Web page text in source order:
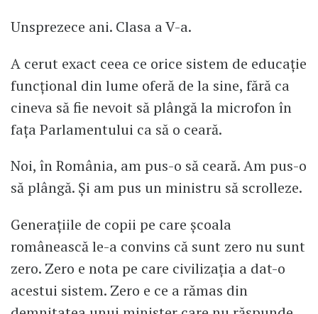
Unsprezece ani. Clasa a V-a.
A cerut exact ceea ce orice sistem de educație
funcțional din lume oferă de la sine, fără ca
cineva să fie nevoit să plângă la microfon în
fața Parlamentului ca să o ceară.
Noi, în România, am pus-o să ceară. Am pus-o
să plângă. Și am pus un ministru să scrolleze.
Generațiile de copii pe care școala
românească le-a convins că sunt zero nu sunt
zero. Zero e nota pe care civilizația a dat-o
acestui sistem. Zero e ce a rămas din